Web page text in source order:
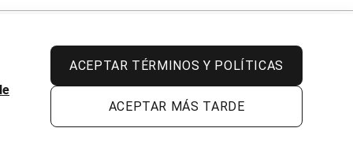
ACEPTAR TÉRMINOS Y POLÍTICAS
ACEPTAR MÁS TARDE